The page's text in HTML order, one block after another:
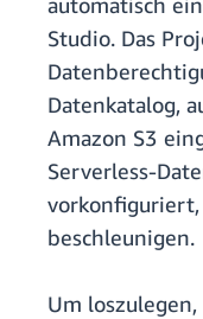
Studio. Das
Datenkatalog,
Amazon S3
Serverless-
beschleunigen.
Um